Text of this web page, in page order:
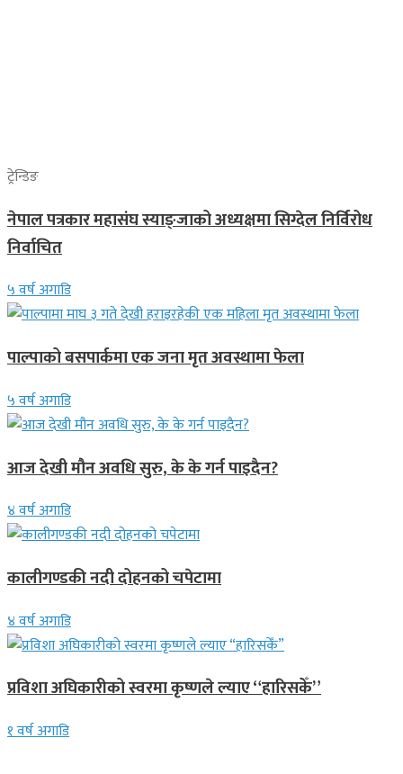
ट्रेन्डिङ
नेपाल पत्रकार महासंघ स्याङ्जाको अध्यक्षमा सिग्देल निर्विरोध
निर्वाचित
५ वर्ष अगाडि
पाल्पाको बसपार्कमा एक जना मृत अवस्थामा फेला
५ वर्ष अगाडि
आज देखी मौन अवधि सुरु, के के गर्न पाइदैन?
४ वर्ष अगाडि
कालीगण्डकी नदी दोहनको चपेटामा
४ वर्ष अगाडि
प्रविशा अघिकारीको स्वरमा कृष्णले ल्याए “हारिसकेँ”
१ वर्ष अगाडि